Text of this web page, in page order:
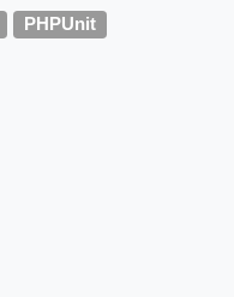
PHPUnit